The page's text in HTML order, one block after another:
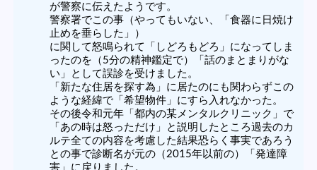
が警察に伝えたようです。
警察署でこの事（やってもいない、「食器に日焼け
止めを垂らした」）
に関して怒鳴られて「しどろもどろ」になってしま
ったのを（5分の精神鑑定で）「話のまとまりがな
い」として誤診を受けました。
「新たな住居を探す為」に居たのにも関わらずこの
ような経緯で「希望物件」にすら入れなかった。
その後令和元年「都内の某メンタルクリニック」で
「あの時は怒っただけ」と説明したところ過去のカ
ルテ全ての内容を考慮した結果恐らく事実であろう
との事で診断名が元の（2015年以前の）「発達障
害」に戻りました。